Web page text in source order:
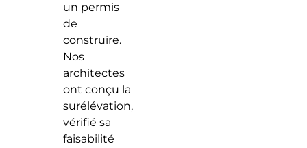
un permis
de
construire.
Nos
architectes
ont conçu la
surélévation,
vérifié sa
faisabilité